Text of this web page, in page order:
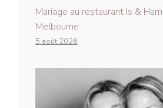
Mariage au restaurant Is &
Melbourne
5 août 2026